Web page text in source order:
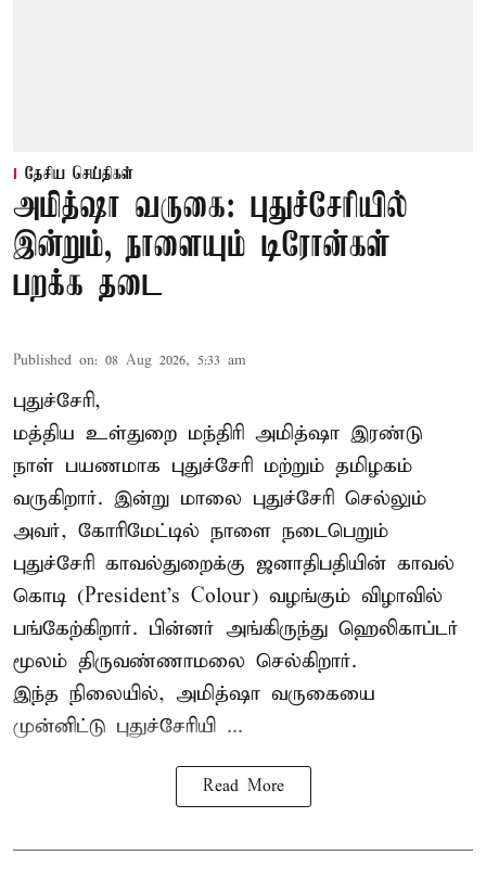
தேசிய செய்திகள்
அமித்ஷா வருகை: புதுச்சேரியில்
இன்றும், நாளையும் டிரோன்கள்
பறக்க தடை
Published on: 08 Aug 2026, 5:33 am
புதுச்சேரி,
மத்திய உள்துறை மந்திரி அமித்ஷா இரண்டு
நாள் பயணமாக புதுச்சேரி மற்றும் தமிழகம்
வருகிறார். இன்று மாலை புதுச்சேரி செல்லும்
அவர், கோரிமேட்டில் நாளை நடைபெறும்
புதுச்சேரி காவல்துறைக்கு ஜனாதிபதியின் காவல்
கொடி (President's Colour) வழங்கும் விழாவில்
பங்கேற்கிறார். பின்னர் அங்கிருந்து ஹெலிகாப்டர்
மூலம் திருவண்ணாமலை செல்கிறார்.
இந்த நிலையில், அமித்ஷா வருகையை
முன்னிட்டு புதுச்சேரியி ...
Read More